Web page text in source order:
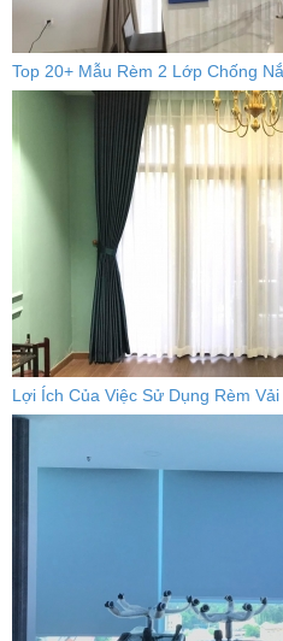
Top 20+ Mẫu Rèm 2 Lớp Chống
Lợi Ích Của Việc Sử Dụng Rèm